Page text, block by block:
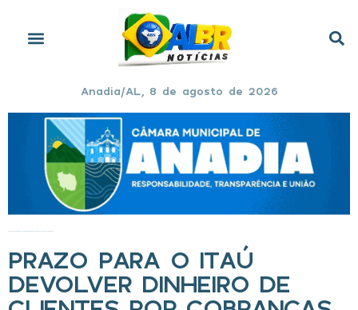
Anadia/AL, 8 de agosto de 2026
PRAZO PARA O ITAÚ
DEVOLVER DINHEIRO DE